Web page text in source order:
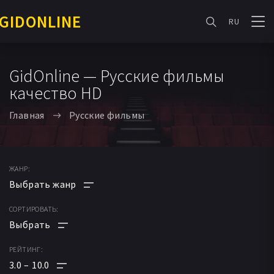
RU
GidOnline — Русские фильмы
качество HD
Главная Русские фильмы
ЖАНР:
АНИМЕ
ФАНТАСТИКА
СОРТИРОВАТЬ:
ПО РЕЙТИНГУ
РЕЙТИНГ:
3.0 10.0